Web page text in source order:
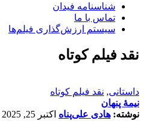
شناسنامه فیدان
تماس با ما
سیستم ارزش‌گذاری فیلم‌ها
نقد فیلم کوتاه
داستانی, نقد فیلم کوتاه
نیمۀ پنهان
نوشته: هادی علی‌پناه اکتبر 25, 2025